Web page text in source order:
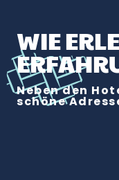
WIE
Neben den
schöne